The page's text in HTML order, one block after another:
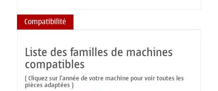
Compatibilité
Liste des familles de machines
compatibles
( Cliquez sur l'année de votre machine pour voir toutes les
pièces adaptées )